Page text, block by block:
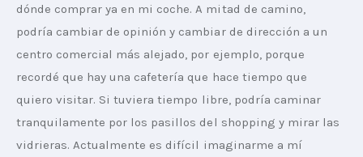
dónde comprar ya en mi coche. A mitad de camino,
podría cambiar de opinión y cambiar de dirección a un
centro comercial más alejado, por ejemplo, porque
recordé que hay una cafetería que hace tiempo que
quiero visitar. Si tuviera tiempo libre, podría caminar
tranquilamente por los pasillos del shopping y mirar las
vidrieras. Actualmente es difícil imaginarme a mí